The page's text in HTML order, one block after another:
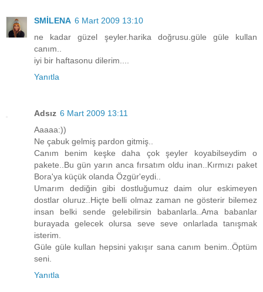
SMİLENA 6 Mart 2009 13:10
ne kadar güzel şeyler.harika doğrusu.güle güle kullan
canım..
iyi bir haftasonu dilerim....
Yanıtla
Adsız 6 Mart 2009 13:11
Aaaaa:))
Ne çabuk gelmiş pardon gitmiş..
Canım benim keşke daha çok şeyler koyabilseydim o
pakete..Bu gün yarın anca fırsatım oldu inan..Kırmızı paket
Bora'ya küçük olanda Özgür'eydi..
Umarım dediğin gibi dostluğumuz daim olur eskimeyen
dostlar oluruz..Hiçte belli olmaz zaman ne gösterir bilemez
insan belki sende gelebilirsin babanlarla..Ama babanlar
burayada gelecek olursa seve seve onlarlada tanışmak
isterim.
Güle güle kullan hepsini yakışır sana canım benim..Öptüm
seni.
Yanıtla